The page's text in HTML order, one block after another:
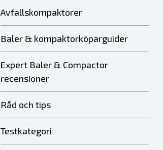
Avfallskompaktorer
Baler & kompaktorköparguider
Expert Baler & Compactor
recensioner
Råd och tips
Testkategori